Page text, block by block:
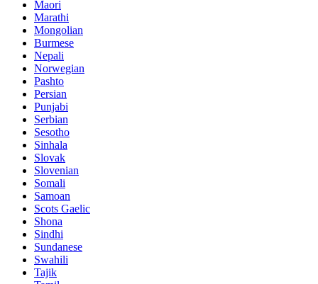
Maori
Marathi
Mongolian
Burmese
Nepali
Norwegian
Pashto
Persian
Punjabi
Serbian
Sesotho
Sinhala
Slovak
Slovenian
Somali
Samoan
Scots Gaelic
Shona
Sindhi
Sundanese
Swahili
Tajik